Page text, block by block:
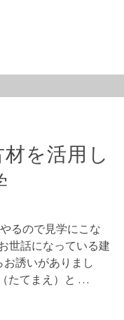
を活用し
るので見学にこな
世話になっている建
誘いがありまし
たてまえ）と …